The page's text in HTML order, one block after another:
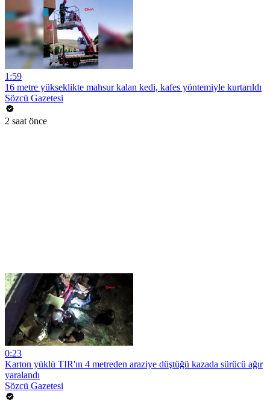
1:59
16 metre yükseklikte mahsur kalan kedi, kafes yöntemiyle kurtarıldı
Sözcü Gazetesi
2 saat önce
0:23
Karton yüklü TIR'ın 4 metreden araziye düştüğü kazada sürücü ağır
yaralandı
Sözcü Gazetesi